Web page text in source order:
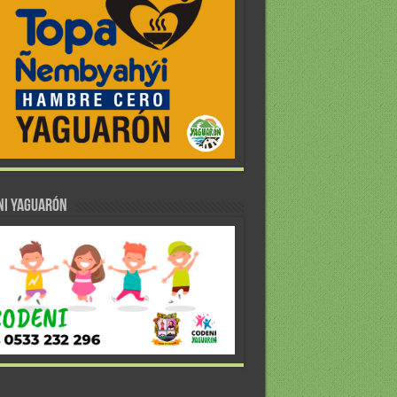
YAGUARÓN